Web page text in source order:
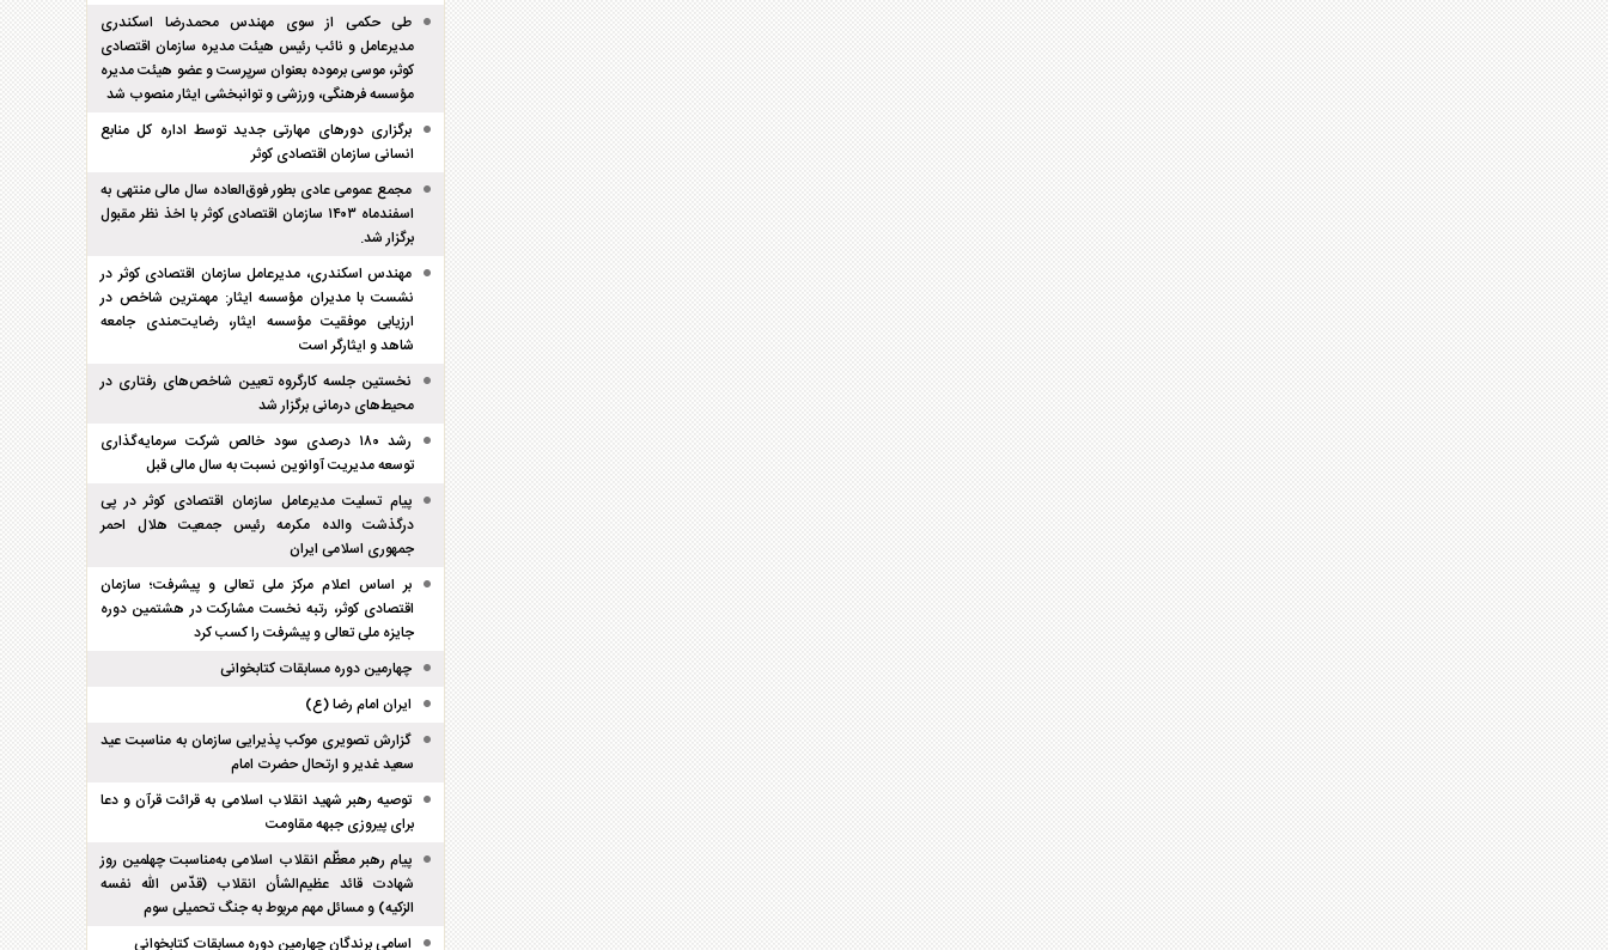
طی حکمی از سوی مهندس محمدرضا اسکندری
مدیرعامل و نائب رئیس هیئت مدیره سازمان اقتصادی
کوثر، موسی برموده بعنوان سرپرست و عضو هیئت مدیره
مؤسسه فرهنگی، ورزشی و توانبخشی ایثار منصوب شد
برگزاری دور‌های مهارتی جدید توسط اداره کل منابع
انسانی سازمان اقتصادی کوثر
مجمع عمومی عادی بطور فوق‌العاده سال مالی منتهی به
اسفند‌ماه ۱۴۰۳ سازمان اقتصادی کوثر با اخذ نظر مقبول
برگزار شد.
مهندس اسکندری، مدیرعامل سازمان اقتصادی کوثر در
نشست با مدیران مؤسسه ایثار: مهمترین شاخص در
ارزیابی موفقیت مؤسسه ایثار، رضایت‌مندی جامعه
شاهد و ایثارگر است
نخستین جلسه کارگروه تعیین شاخص‌های رفتاری در
محیط‌های درمانی برگزار شد
رشد ۱۸۰ درصدی سود خالص شرکت سرمایه‌گذاری
توسعه مدیریت آوانوین نسبت به سال مالی قبل
پیام تسلیت مدیرعامل سازمان اقتصادی کوثر در پی
درگذشت والده مکرمه رئیس جمعیت هلال احمر
جمهوری اسلامی ایران
بر اساس اعلام مرکز ملی تعالی و پیشرفت؛ سازمان
اقتصادی کوثر، رتبه نخست مشارکت در هشتمین دوره
جایزه ملی تعالی و پیشرفت را کسب کرد
چهارمین دوره مسابقات کتابخوانی
ایران امام رضا (ع)
گزارش تصویری موکب پذیرایی سازمان به مناسبت عید
سعید غدیر و ارتحال حضرت امام
توصیه رهبر شهید انقلاب اسلامی به قرائت قرآن و دعا
برای پیروزی جبهه مقاومت
پیام رهبر معظّم انقلاب اسلامی به‌مناسبت چهلمین روز
شهادت قائد عظیم‌الشأن انقلاب (قدّس الله نفسه
الزکیه) و مسائل مهم مربوط به جنگ تحمیلی سوم
اسامی برندگان چهارمین دوره مسابقات کتابخوانی